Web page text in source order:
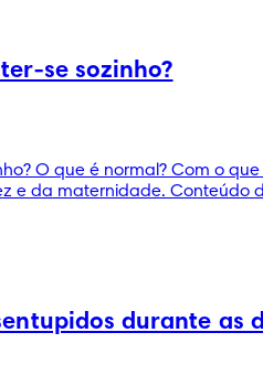
se sozinho?
O que é normal? Com o
da maternidade. Conteúdo
durante as